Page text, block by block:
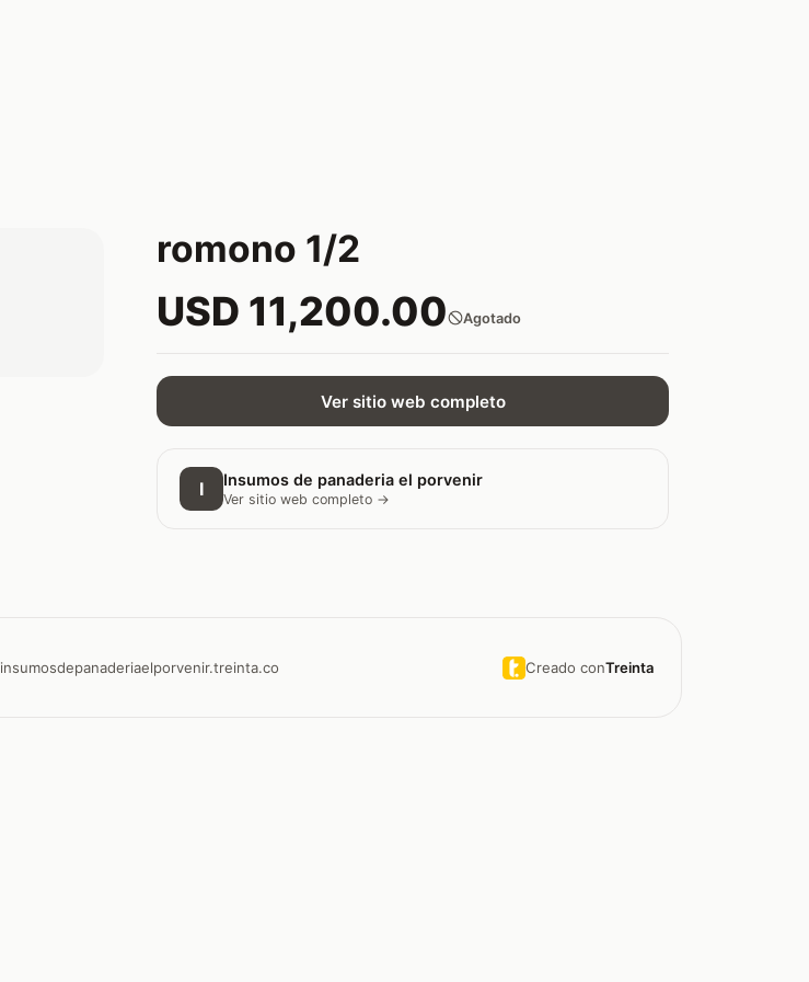
romono 1/2
USD 11,200.00 Agotado
Ver sitio web completo
I Insumos de panaderia el porvenir
Ver sitio web completo →
insumosdepanaderiaelporvenir.treinta.co Creado conTreinta